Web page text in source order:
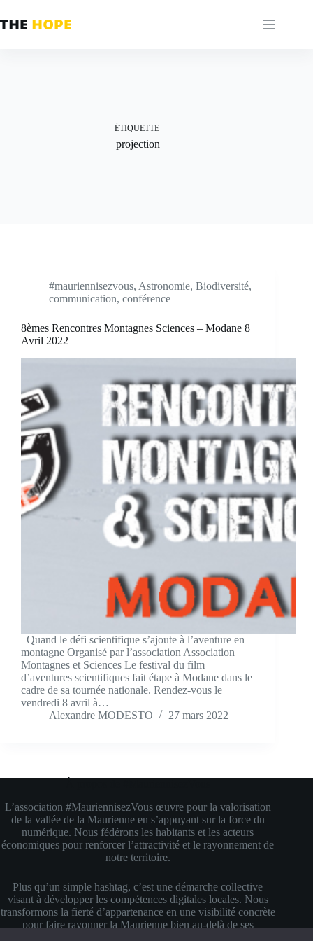
au
contenu
ÉTIQUETTE
projection
#mauriennisezvous, Astronomie, Biodiversité,
communication, conférence
8èmes Rencontres Montagnes Sciences – Modane 8
Avril 2022
Quand le défi scientifique s’ajoute à l’aventure en
montagne Organisé par l’association Association
Montagnes et Sciences Le festival du film
d’aventures scientifiques fait étape à Modane dans le
cadre de sa tournée nationale. Rendez-vous le
vendredi 8 avril à…
Alexandre MODESTO
27 mars 2022
L’association #MauriennisezVous œuvre pour la valorisation
de la vallée de la Maurienne en s’appuyant sur la force du
numérique. Nous fédérons les habitants et les acteurs
économiques pour renforcer l’attractivité et le rayonnement de
notre territoire.
Plus qu’un simple hashtag, c’est une démarche collective
visant à développer les compétences digitales locales. Nous
transformons la fierté d’appartenance en une visibilité concrète
pour faire rayonner la Maurienne bien au-delà de ses